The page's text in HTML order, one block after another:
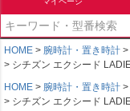
HOME 腕時計・置き時計
シチズン エクシード
HOME
腕時計・置き時計
シチズン エクシード